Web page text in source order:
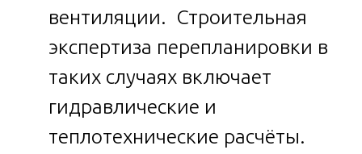
вентиляции. Строительная
экспертиза перепланировки в
таких случаях включает
гидравлические и
теплотехнические расчёты.